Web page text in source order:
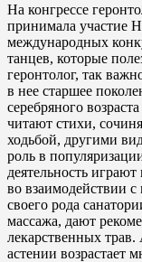
На конгрессе
принимала участие
международных
танцев, которые
геронтолог, так
в нее старшее
серебряного
читают стихи,
ходьбой, другими
роль в
деятельность
во взаимодействии
своего рода
массажа, дают
лекарственных
астении возрастает